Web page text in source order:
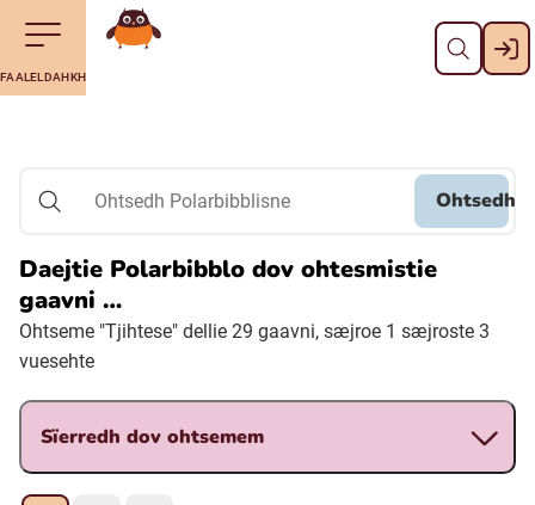
Till navigering av sidans innehåll
Till övergripande innehåll för webbplatsen Dahph
Svenska
Julevsámegiella (Lulesamiska)
Davvisámegiella (Nordsamiska)
FAALELDAHKH
Aalkoebealan
Ohtsedh Polarbibblisne
Ohtsedh
Daejtie Polarbibblo dov ohtesmistie
gaavni …
Ohtseme "Tjihtese" dellie 29 gaavni, sæjroe 1 sæjroste 3
vuesehte
Sïerredh dov ohtsemem